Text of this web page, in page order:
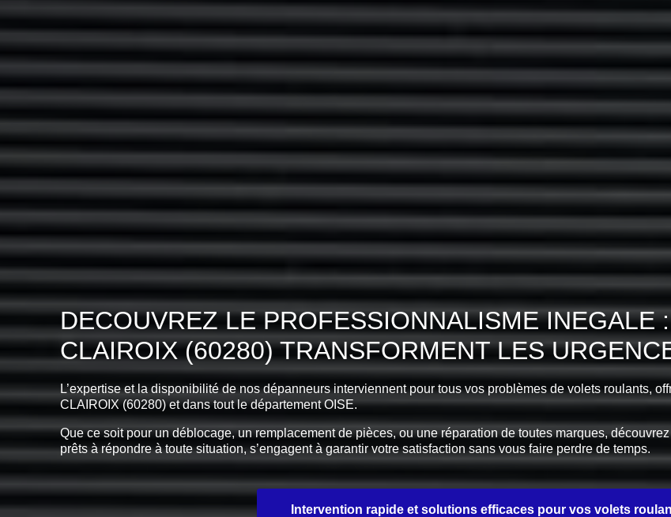
DECOUVREZ LE PROFESSIONNALISME INEGALE
CLAIROIX (60280) TRANSFORMENT LES
L’expertise et la disponibilité de nos dépanneurs interviennent pour tous vos problèmes de volets roulants,
CLAIROIX (60280) et dans tout le département OISE.
Que ce soit pour un déblocage, un remplacement de pièces, ou une réparation de toutes marques,
prêts à répondre à toute situation, s’engagent à garantir votre satisfaction sans vous faire perdre de temps.
Intervention rapide et solutions efficaces pour vos volets